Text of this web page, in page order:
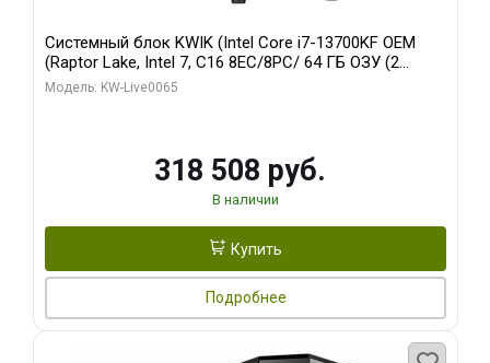
Системный блок KWIK (Intel Core i7-13700KF OEM
(Raptor Lake, Intel 7, C16 8EC/8PC/ 64 ГБ ОЗУ (2
модуля)/ ASUS RTX5080 PROART OC 16GB GDDR7
Модель: KW-Live0065
318 508 руб.
В наличии
Купить
Подробнее